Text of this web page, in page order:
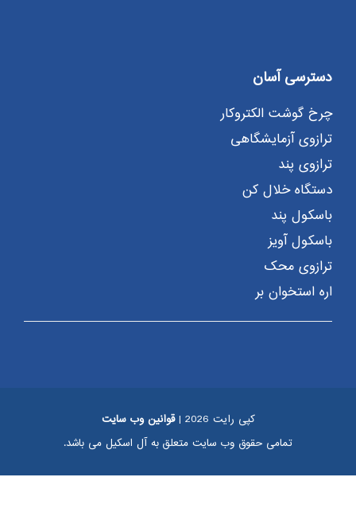
دسترسی آسان
چرخ گوشت الکتروکار
ترازوی آزمایشگاهی
ترازوی پند
دستگاه خلال کن
باسکول پند
باسکول آویز
ترازوی محک
اره استخوان بر
کپی رایت 2026 |
قوانین وب سایت
تمامی حقوق وب سایت متعلق به آل اسکیل می باشد.